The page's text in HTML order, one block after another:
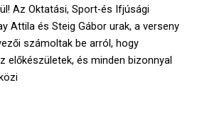
Az Oktatási, Sport-és Ifjúsági
Attila és Steig Gábor urak, a verseny
számoltak be arról, hogy
előkészületek, és minden bizonnyal